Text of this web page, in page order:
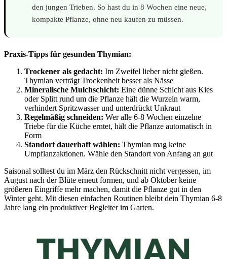
den jungen Trieben. So hast du in 8 Wochen eine neue,
kompakte Pflanze, ohne neu kaufen zu müssen.
Praxis-Tipps für gesunden Thymian:
Trockener als gedacht: Im Zweifel lieber nicht gießen.
Thymian verträgt Trockenheit besser als Nässe
Mineralische Mulchschicht: Eine dünne Schicht aus Kies
oder Splitt rund um die Pflanze hält die Wurzeln warm,
verhindert Spritzwasser und unterdrückt Unkraut
Regelmäßig schneiden: Wer alle 6-8 Wochen einzelne
Triebe für die Küche erntet, hält die Pflanze automatisch in
Form
Standort dauerhaft wählen: Thymian mag keine
Umpflanzaktionen. Wähle den Standort von Anfang an gut
Saisonal solltest du im März den Rückschnitt nicht vergessen, im
August nach der Blüte erneut formen, und ab Oktober keine
größeren Eingriffe mehr machen, damit die Pflanze gut in den
Winter geht. Mit diesen einfachen Routinen bleibt dein Thymian 6-8
Jahre lang ein produktiver Begleiter im Garten.